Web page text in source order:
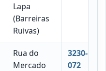
Lapa
(Barreiras
Ruivas)
Rua do
Mercado
3230-
072